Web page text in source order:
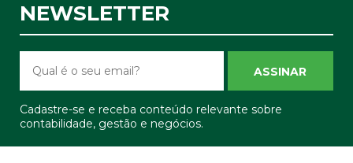
NEWSLETTER
ASSINAR
Cadastre-se e receba conteúdo relevante sobre
contabilidade, gestão e negócios.